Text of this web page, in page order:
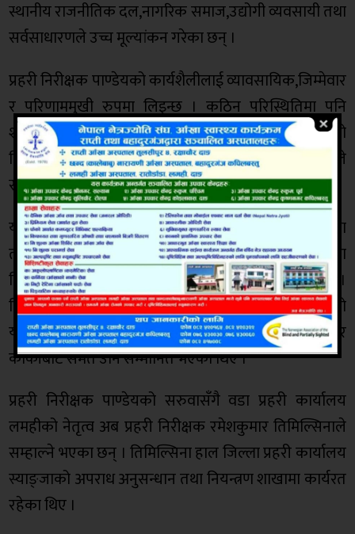
स्थानीय राजनीतिक दल,नागरिक समाज,उद्योगी व्यवसायी तथा
सर्वसाधारणले उच्च मूल्यांकन गरेका छन् ।
प्रहरी निरीक्षक पाण्डेयको कार्यशैलीलाई व्यावसायिक,जिम्मेवार
र परिणाममुखी रुपमा लिइन्छ । कठिन परिस्थितिमा पनि
शान्तिपूर्ण ढंगले समस्या समाधान गर्ने क्षमता,समुदायसँगको
निकट सम्बन्ध तथा निष्पक्ष सुरक्षा व्यवस्थापनका कारण उनले
स्थानीय जनमानसमा छुट्टै छाप छोड्न सफल भएका थिए ।
यसअघि कपिलवस्तु जिल्लामा भएको साम्प्रदायिक विवाद तथा
तनावपूर्ण अवस्थाको व्यवस्थापनमा समेत उल्लेखनीय भूमिका
निर्वाह गरेको भन्दै उनि नेपाल प्रहरीबाट सम्मानित भएका थिए ।
विशेष सुरक्षा जिम्मेवारी सफलतापूर्वक सम्पन्न गरेको
योगदानको कदरस्वरुप नेपाल प्रहरीका प्रमुख दान बहादुर
कार्कीबाट समेत उनि सम्मानित भएका थिए ।
प्रहरी निरीक्षक पाण्डेयको सरुवासँगै वडा प्रहरी कार्यालय
लमहीको नेतृत्व अब प्रहरी निरीक्षक रमेशकुमार तिमिल्सिनाले
सम्हाल्ने भएका छन् । तिमिल्सिना हाल जिल्ला प्रहरी कार्यालय
स्याङ्जाको अपराध अनुसन्धान तथा नियन्त्रण शाखामा कार्यरत
रहेका थिए ।